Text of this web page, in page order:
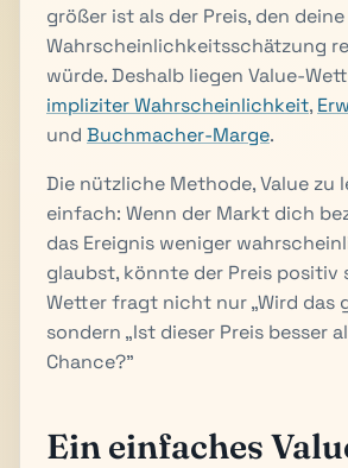
größer ist als der Preis, den
Wahrscheinlichkeitsschätzung
würde. Deshalb liegen Value-
impliziter Wahrscheinlichkeit,
und Buchmacher-Marge.
Die nützliche Methode, Value zu
einfach: Wenn der Markt dich
das Ereignis weniger
glaubst, könnte der Preis positiv
Wetter fragt nicht nur „Wird das
sondern „Ist dieser Preis besser
Chance?"
Ein einfaches